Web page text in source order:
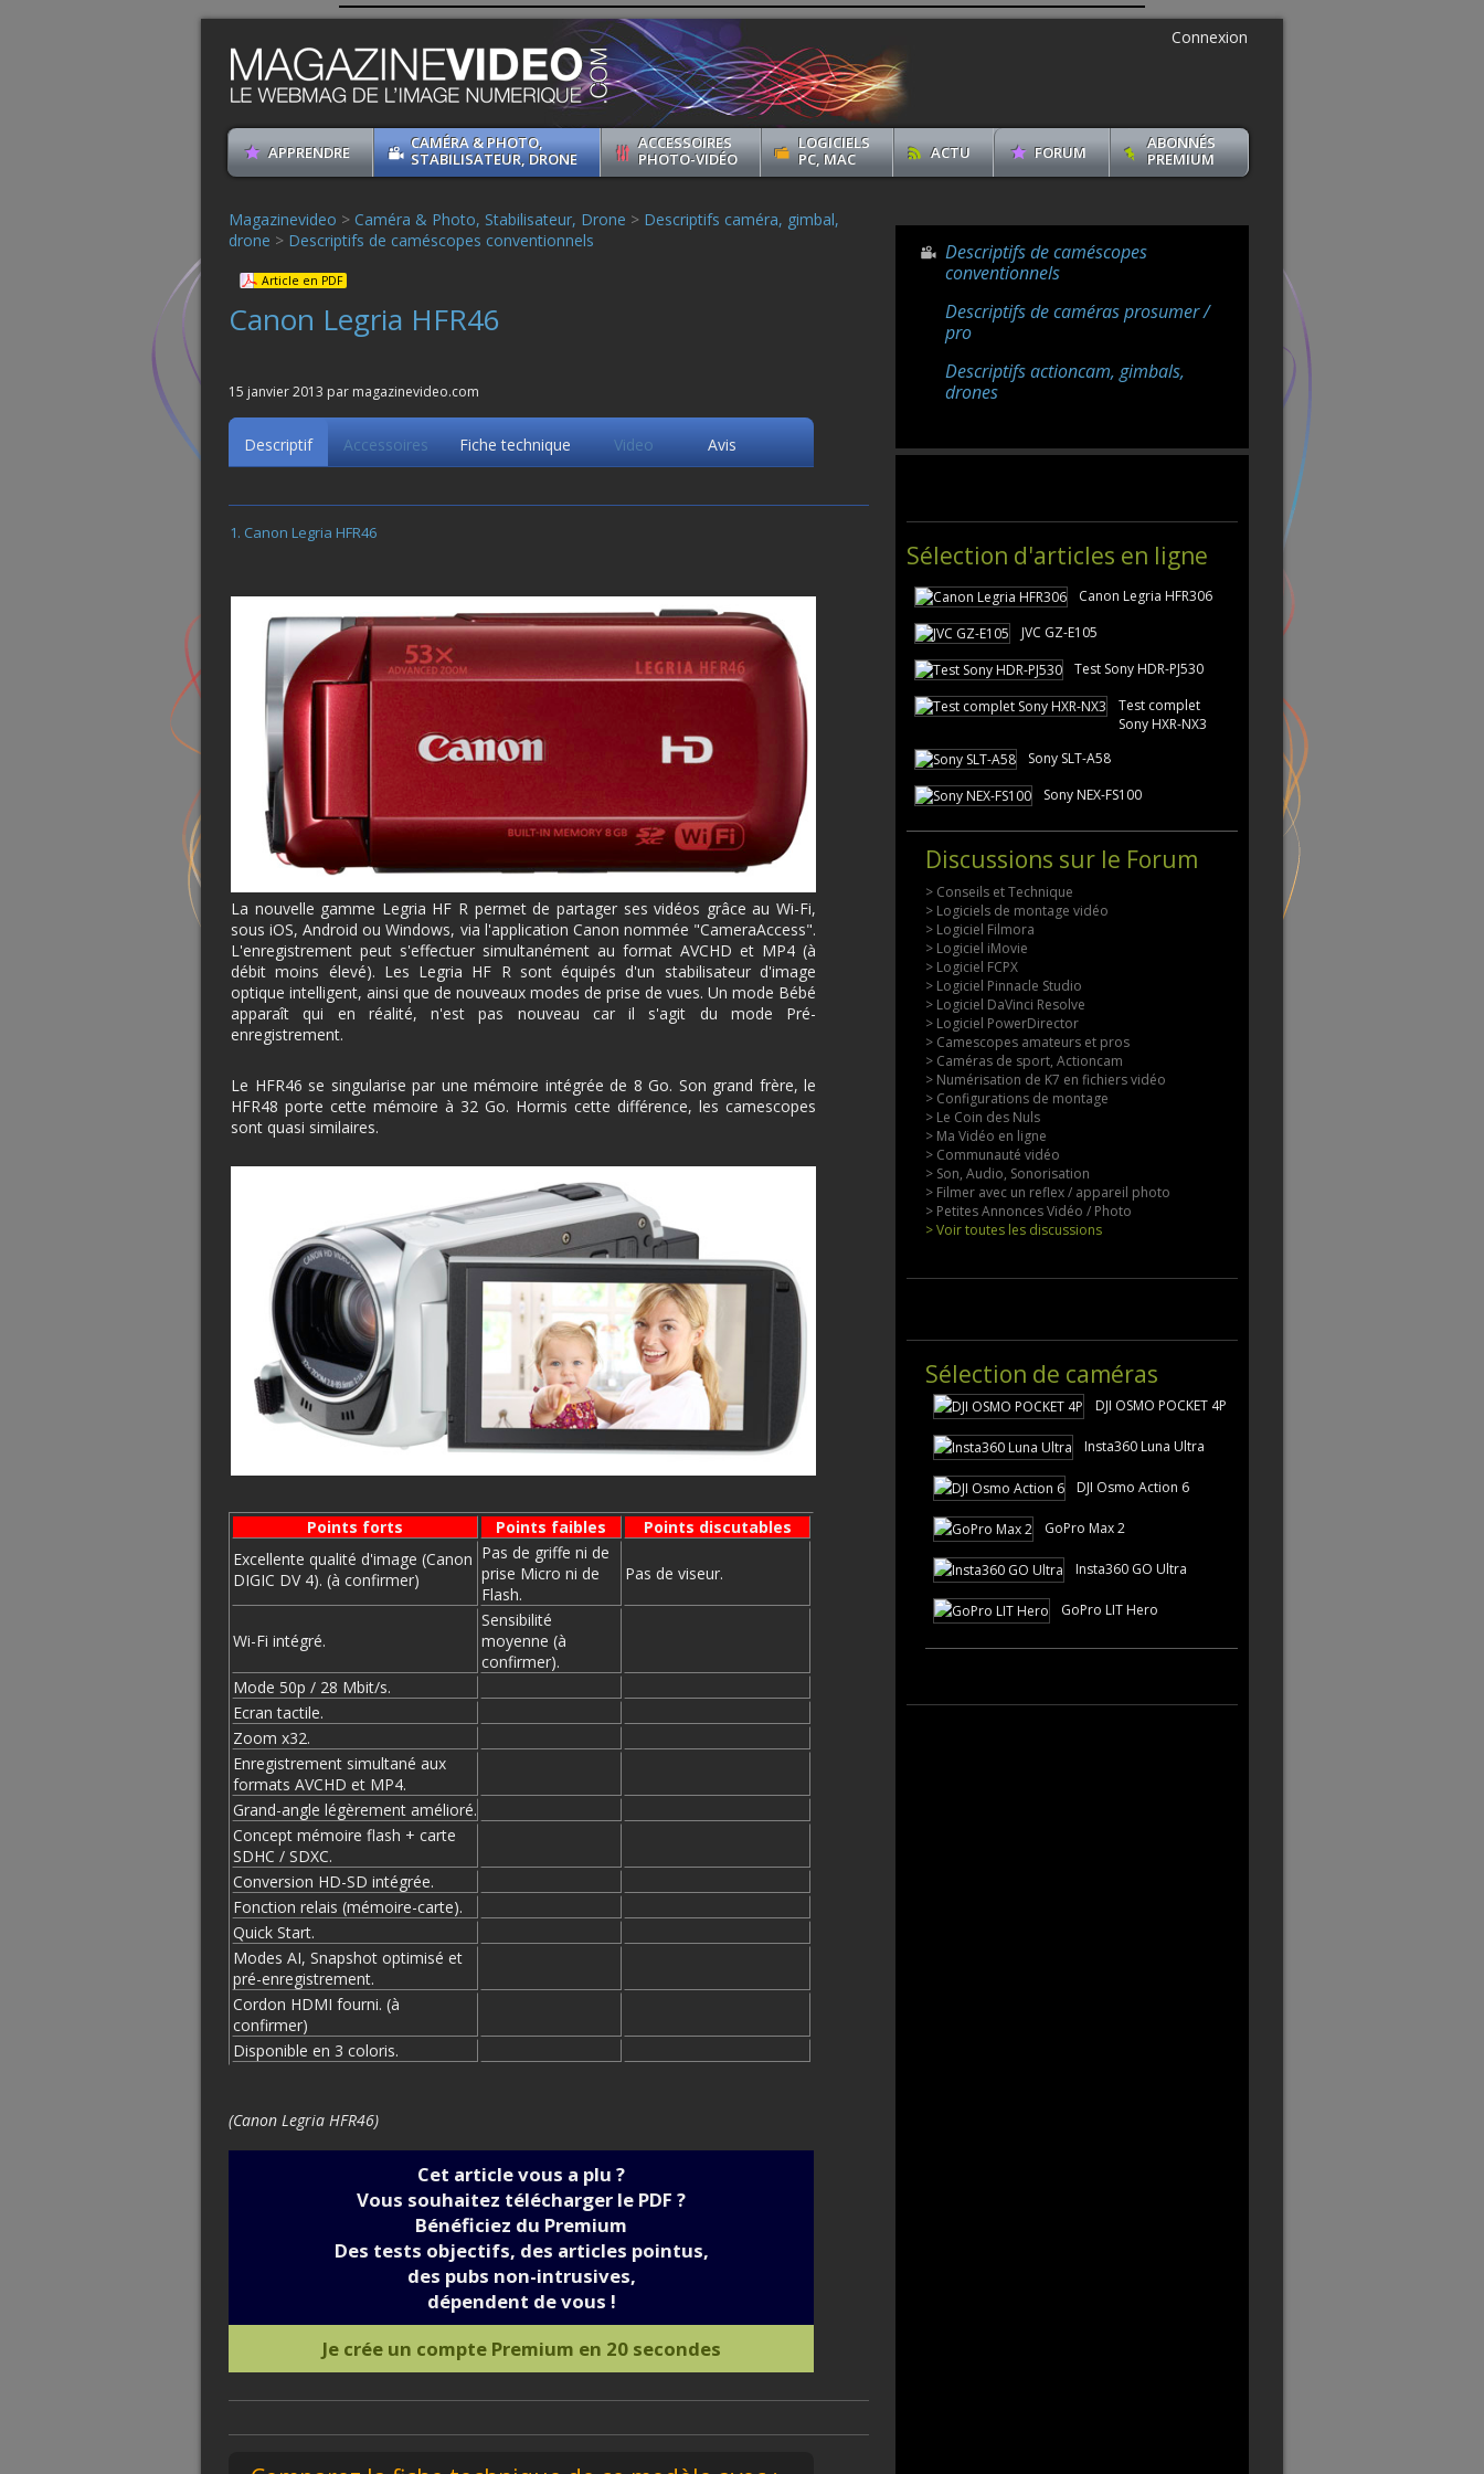
Connexion
APPRENDRE
CAMÉRA & PHOTO,
STABILISATEUR, DRONE
ACCESSOIRES
PHOTO-VIDÉO
LOGICIELS
PC, MAC
ACTU FORUM
ABONNÉS
PREMIUM
Magazinevideo > Caméra & Photo, Stabilisateur, Drone > Descriptifs caméra, gimbal,
drone > Descriptifs de caméscopes conventionnels
Article en PDF
Canon Legria HFR46
15 janvier 2013 par magazinevideo.com
Descriptif Accessoires Fiche technique Video Avis
Canon Legria HFR46
La nouvelle gamme Legria HF R permet de partager ses vidéos grâce au Wi-Fi,
sous iOS, Android ou Windows, via l'application Canon nommée "CameraAccess".
L'enregistrement peut s'effectuer simultanément au format AVCHD et MP4 (à
débit moins élevé). Les Legria HF R sont équipés d'un stabilisateur d'image
optique intelligent, ainsi que de nouveaux modes de prise de vues. Un mode Bébé
apparaît qui en réalité, n'est pas nouveau car il s'agit du mode Pré-
enregistrement.
Le HFR46 se singularise par une mémoire intégrée de 8 Go. Son grand frère, le
HFR48 porte cette mémoire à 32 Go. Hormis cette différence, les camescopes
sont quasi similaires.
Points forts Points faibles
Points discutables
Excellente qualité d'image (Canon
DIGIC DV 4). (à confirmer)
Pas de griffe ni de
prise Micro ni de
Flash.
Pas de viseur.
Wi-Fi intégré.
Sensibilité
moyenne (à
confirmer).
Mode 50p / 28 Mbit/s.
Ecran tactile.
Zoom x32.
Enregistrement simultané aux
formats AVCHD et MP4.
Grand-angle légèrement amélioré.
Concept mémoire flash + carte
SDHC / SDXC.
Conversion HD-SD intégrée.
Fonction relais (mémoire-carte).
Quick Start.
Modes AI, Snapshot optimisé et
pré-enregistrement.
Cordon HDMI fourni. (à
confirmer)
Disponible en 3 coloris.
(Canon Legria HFR46)
Cet article vous a plu ?
Vous souhaitez télécharger le PDF ?
Bénéficiez du Premium
Des tests objectifs, des articles pointus,
des pubs non-intrusives,
dépendent de vous !
Je crée un compte Premium en 20 secondes
Descriptifs de caméscopes
conventionnels
Descriptifs de caméras prosumer /
pro
Descriptifs actioncam, gimbals,
drones
Sélection d'articles en ligne
Canon Legria HFR306
JVC GZ-E105
Test Sony HDR-PJ530
Test complet
Sony HXR-NX3
Sony SLT-A58
Sony NEX-FS100
Discussions sur le Forum
> Conseils et Technique
> Logiciels de montage vidéo
> Logiciel Filmora
> Logiciel iMovie
> Logiciel FCPX
> Logiciel Pinnacle Studio
> Logiciel DaVinci Resolve
> Logiciel PowerDirector
> Camescopes amateurs et pros
> Caméras de sport, Actioncam
> Numérisation de K7 en fichiers vidéo
> Configurations de montage
> Le Coin des Nuls
> Ma Vidéo en ligne
> Communauté vidéo
> Son, Audio, Sonorisation
> Filmer avec un reflex / appareil photo
> Petites Annonces Vidéo / Photo
> Voir toutes les discussions
Sélection de caméras
DJI OSMO POCKET 4P
Insta360 Luna Ultra
DJI Osmo Action 6
GoPro Max 2
Insta360 GO Ultra
GoPro LIT Hero